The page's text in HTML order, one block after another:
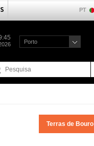
PT
Porto
Terras de Bouro